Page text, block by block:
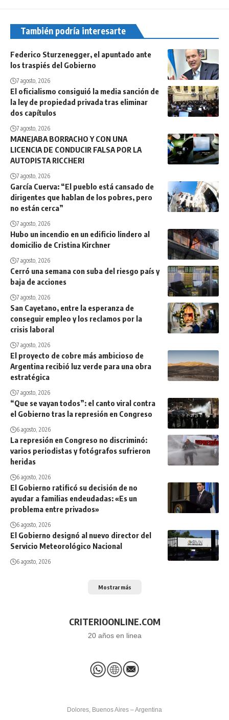
También podría interesarte
Federico Sturzenegger, el apuntado ante
los traspiés del Gobierno
7 agosto, 2026
El oficialismo consiguió la media sanción de
la ley de propiedad privada tras eliminar
dos capítulos
7 agosto, 2026
MANEJABA BORRACHO Y CON UNA
LICENCIA DE CONDUCIR FALSA POR LA
AUTOPISTA RICCHERI
7 agosto, 2026
García Cuerva: “El pueblo está cansado de
dirigentes que hablan de los pobres, pero
no están cerca”
7 agosto, 2026
Hubo un incendio en un edificio lindero al
domicilio de Cristina Kirchner
7 agosto, 2026
Cerró una semana con suba del riesgo país y
baja de acciones
7 agosto, 2026
San Cayetano, entre la esperanza de
conseguir empleo y los reclamos por la
crisis laboral
7 agosto, 2026
El proyecto de cobre más ambicioso de
Argentina recibió luz verde para una obra
estratégica
7 agosto, 2026
“Que se vayan todos”: el canto viral contra
el Gobierno tras la represión en Congreso
6 agosto, 2026
La represión en Congreso no discriminó:
varios periodistas y fotógrafos sufrieron
heridas
6 agosto, 2026
El Gobierno ratificó su decisión de no
ayudar a familias endeudadas: «Es un
problema entre privados»
6 agosto, 2026
El Gobierno designó al nuevo director del
Servicio Meteorológico Nacional
6 agosto, 2026
Mostrar más
CRITERIOONLINE.COM
20 años en linea
Dolores, Buenos Aires – Argentina